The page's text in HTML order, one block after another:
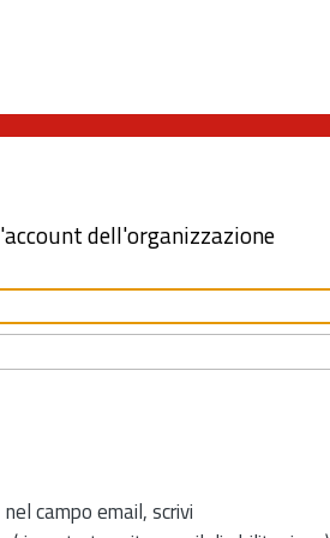
dell'organizzazione
campo email, scrivi